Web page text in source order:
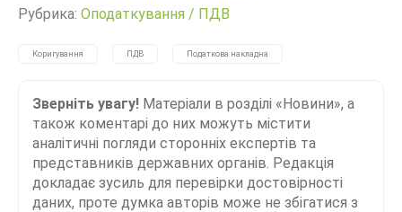
Рубрика: Оподаткування / ПДВ
Коригування ПДВ Податкова накладна
Зверніть увагу! Матеріали в розділі «Новини», а
також коментарі до них можуть містити
аналітичні погляди сторонніх експертів та
представників державних органів. Редакція
докладає зусиль для перевірки достовірності
даних, проте думка авторів може не збігатися з